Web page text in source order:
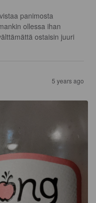
panimosta
ollessa ihan
ostaisin juuri
5 years ago